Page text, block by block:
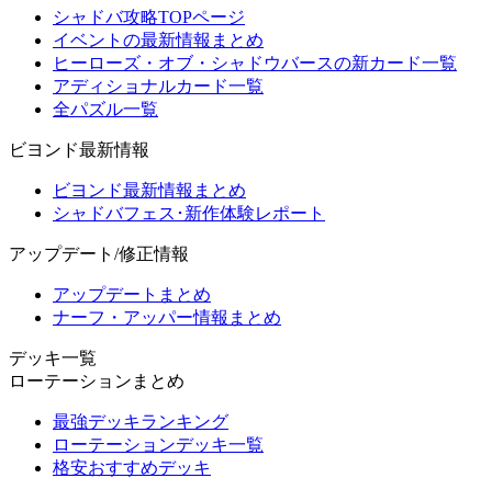
シャドバ攻略TOPページ
イベントの最新情報まとめ
ヒーローズ・オブ・シャドウバースの新カード一覧
アディショナルカード一覧
全パズル一覧
ビヨンド最新情報
ビヨンド最新情報まとめ
シャドバフェス･新作体験レポート
アップデート/修正情報
アップデートまとめ
ナーフ・アッパー情報まとめ
デッキ一覧
ローテーションまとめ
最強デッキランキング
ローテーションデッキ一覧
格安おすすめデッキ